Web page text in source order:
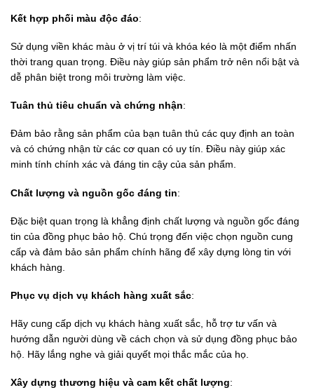
Kết hợp phối màu độc đáo:
Sử dụng viền khác màu ở vị trí túi và khóa kéo là một điểm nhấn
thời trang quan trọng. Điều này giúp sản phẩm trở nên nổi bật và
dễ phân biệt trong môi trường làm việc.
Tuân thủ tiêu chuẩn và chứng nhận:
Đảm bảo rằng sản phẩm của bạn tuân thủ các quy định an toàn
và có chứng nhận từ các cơ quan có uy tín. Điều này giúp xác
minh tính chính xác và đáng tin cậy của sản phẩm.
Chất lượng và nguồn gốc đáng tin:
Đặc biệt quan trọng là khẳng định chất lượng và nguồn gốc đáng
tin của đồng phục bảo hộ. Chú trọng đến việc chọn nguồn cung
cấp và đảm bảo sản phẩm chính hãng để xây dựng lòng tin với
khách hàng.
Phục vụ dịch vụ khách hàng xuất sắc:
Hãy cung cấp dịch vụ khách hàng xuất sắc, hỗ trợ tư vấn và
hướng dẫn người dùng về cách chọn và sử dụng đồng phục bảo
hộ. Hãy lắng nghe và giải quyết mọi thắc mắc của họ.
Xây dựng thương hiệu và cam kết chất lượng: